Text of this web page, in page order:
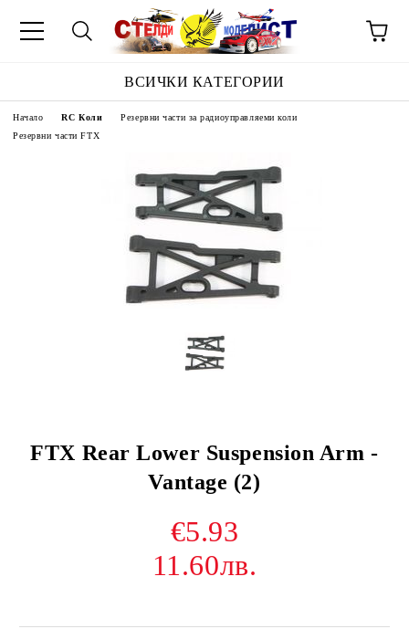
ВСИЧКИ КАТЕГОРИИ
Начало RC Коли
Резервни части за радиоуправляеми коли
Резервни части FTX
FTX Rear Lower Suspension Arm -
Vantage (2)
€5.93
11.60лв.